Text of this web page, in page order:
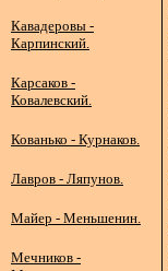
Кавадеровы -
Карпинский.
Карсаков -
Ковалевский.
Кованько - Курнаков.
Лавров - Ляпунов.
Майер - Меньшенин.
Мечников -